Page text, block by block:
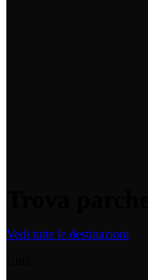
Vedi tutte le destinazioni